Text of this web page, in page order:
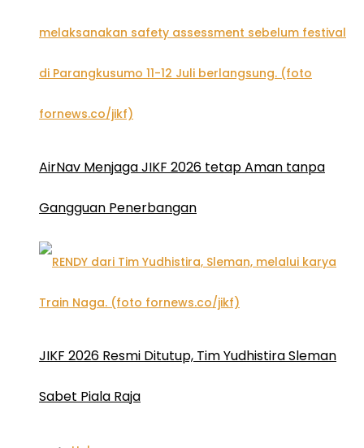
AirNav Menjaga JIKF 2026 tetap Aman tanpa
Gangguan Penerbangan
JIKF 2026 Resmi Ditutup, Tim Yudhistira Sleman
Sabet Piala Raja